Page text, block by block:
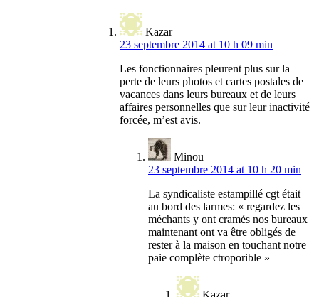
Kazar
23 septembre 2014 at 10 h 09 min
Les fonctionnaires pleurent plus sur la
perte de leurs photos et cartes postales de
vacances dans leurs bureaux et de leurs
affaires personnelles que sur leur inactivité
forcée, m’est avis.
Minou
23 septembre 2014 at 10 h 20 min
La syndicaliste estampillé cgt était
au bord des larmes: « regardez les
méchants y ont cramés nos bureaux
maintenant ont va être obligés de
rester à la maison en touchant notre
paie complète ctroporible »